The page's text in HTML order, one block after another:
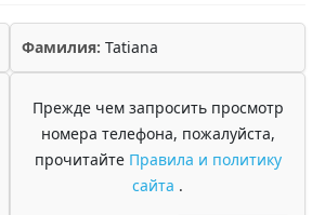
Фамилия: Tatiana
Прежде чем запросить просмотр
номера телефона, пожалуйста,
прочитайте Правила и политику
сайта .